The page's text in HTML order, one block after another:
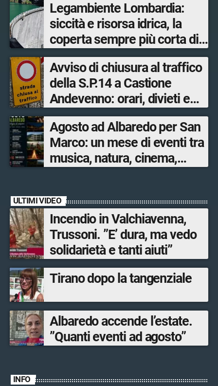
Legambiente Lombardia:
siccità e risorsa idrica, la
coperta sempre più corta di
una riserva in esaurimento
Avviso di chiusura al traffico
della S.P.14 a Castione
Andevenno: orari, divieti e
riapertura
Agosto ad Albaredo per San
Marco: un mese di eventi tra
musica, natura, cinema,
ULTIMI VIDEO
Incendio in Valchiavenna,
Trussoni. ”E’ dura, ma vedo
solidarietà e tanti aiuti”
Tirano dopo la tangenziale
Albaredo accende l’estate.
”Quanti eventi ad agosto”
INFO